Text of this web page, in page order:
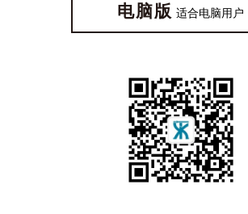
电脑版 适合电脑用户